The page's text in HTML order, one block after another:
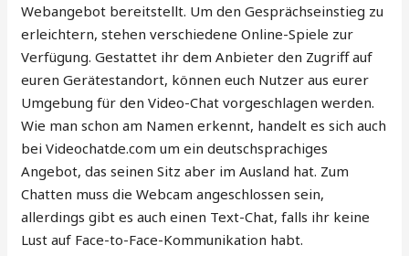
Webangebot bereitstellt. Um den Gesprächseinstieg zu
erleichtern, stehen verschiedene Online-Spiele zur
Verfügung. Gestattet ihr dem Anbieter den Zugriff auf
euren Gerätestandort, können euch Nutzer aus eurer
Umgebung für den Video-Chat vorgeschlagen werden.
Wie man schon am Namen erkennt, handelt es sich auch
bei Videochatde.com um ein deutschsprachiges
Angebot, das seinen Sitz aber im Ausland hat. Zum
Chatten muss die Webcam angeschlossen sein,
allerdings gibt es auch einen Text-Chat, falls ihr keine
Lust auf Face-to-Face-Kommunikation habt.